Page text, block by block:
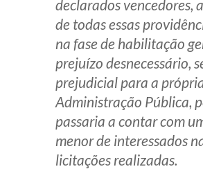
declarados vencedores,
de todas essas
na fase de habilitação
prejuízo desnecessário,
prejudicial para a
Administração Pública,
passaria a contar com
menor de interessados
licitações realizadas.